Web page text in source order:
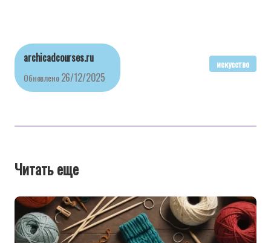
archicadcourses.ru
Обновлено 26/12/2025
искусство
Читать еще